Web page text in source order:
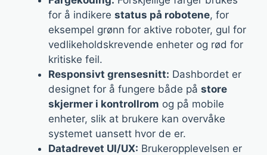
for å indikere status på robotene, for
eksempel grønn for aktive roboter, gul for
vedlikeholdskrevende enheter og rød for
kritiske feil.
Responsivt grensesnitt: Dashbordet er
designet for å fungere både på store
skjermer i kontrollrom og på mobile
enheter, slik at brukere kan overvåke
systemet uansett hvor de er.
Datadrevet UI/UX: Brukeropplevelsen er